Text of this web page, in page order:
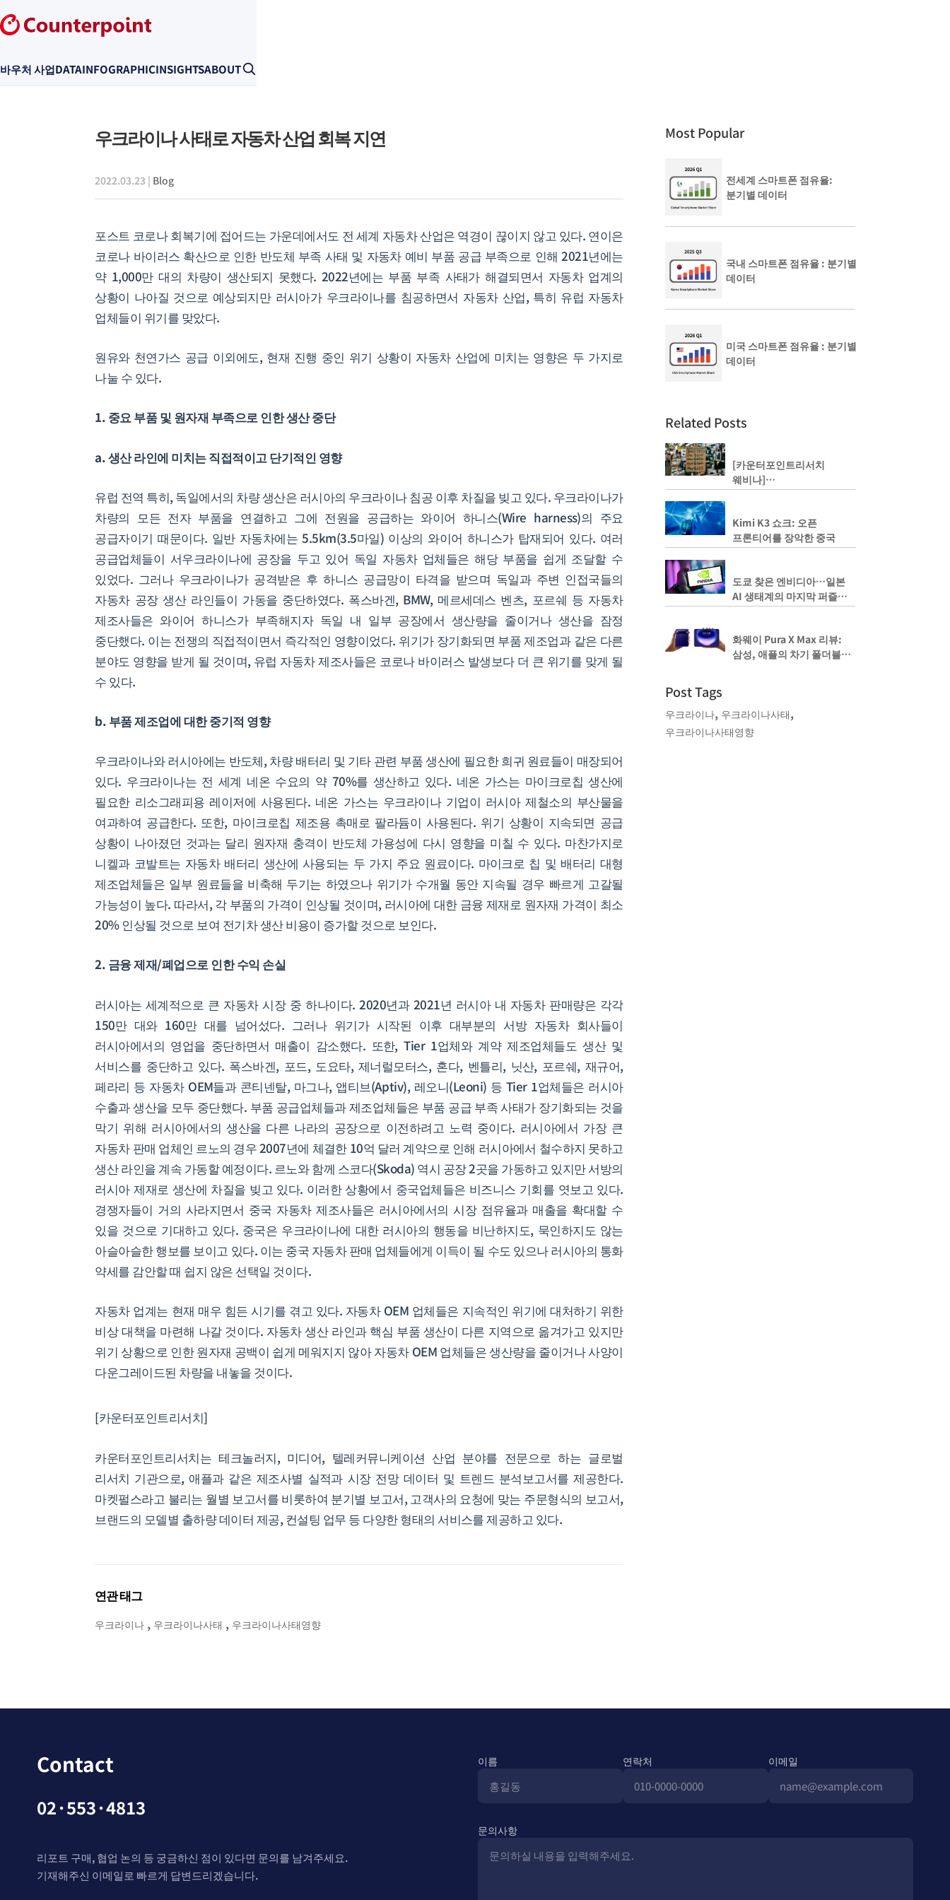
바우처 사업DATAINFOGRAPHICINSIGHTSABOUT
우크라이나 사태로 자동차 산업 회복 지연
2022.03.23 | Blog
포스트 코로나 회복기에 접어드는 가운데에서도 전 세계 자동차 산업은 역경이 끊이지 않고 있다. 연이은
코로나 바이러스 확산으로 인한 반도체 부족 사태 및 자동차 예비 부품 공급 부족으로 인해 2021년에는
약 1,000만 대의 차량이 생산되지 못했다. 2022년에는 부품 부족 사태가 해결되면서 자동차 업계의
상황이 나아질 것으로 예상되지만 러시아가 우크라이나를 침공하면서 자동차 산업, 특히 유럽 자동차
업체들이 위기를 맞았다.
원유와 천연가스 공급 이외에도, 현재 진행 중인 위기 상황이 자동차 산업에 미치는 영향은 두 가지로
나눌 수 있다.
1. 중요 부품 및 원자재 부족으로 인한 생산 중단
a. 생산 라인에 미치는 직접적이고 단기적인 영향
유럽 전역 특히, 독일에서의 차량 생산은 러시아의 우크라이나 침공 이후 차질을 빚고 있다. 우크라이나가
차량의 모든 전자 부품을 연결하고 그에 전원을 공급하는 와이어 하니스(Wire harness)의 주요
공급자이기 때문이다. 일반 자동차에는 5.5km(3.5마일) 이상의 와이어 하니스가 탑재되어 있다. 여러
공급업체들이 서우크라이나에 공장을 두고 있어 독일 자동차 업체들은 해당 부품을 쉽게 조달할 수
있었다. 그러나 우크라이나가 공격받은 후 하니스 공급망이 타격을 받으며 독일과 주변 인접국들의
자동차 공장 생산 라인들이 가동을 중단하였다. 폭스바겐, BMW, 메르세데스 벤츠, 포르쉐 등 자동차
제조사들은 와이어 하니스가 부족해지자 독일 내 일부 공장에서 생산량을 줄이거나 생산을 잠정
중단했다. 이는 전쟁의 직접적이면서 즉각적인 영향이었다. 위기가 장기화되면 부품 제조업과 같은 다른
분야도 영향을 받게 될 것이며, 유럽 자동차 제조사들은 코로나 바이러스 발생보다 더 큰 위기를 맞게 될
수 있다.
b. 부품 제조업에 대한 중기적 영향
우크라이나와 러시아에는 반도체, 차량 배터리 및 기타 관련 부품 생산에 필요한 희귀 원료들이 매장되어
있다. 우크라이나는 전 세계 네온 수요의 약 70%를 생산하고 있다. 네온 가스는 마이크로칩 생산에
필요한 리소그래피용 레이저에 사용된다. 네온 가스는 우크라이나 기업이 러시아 제철소의 부산물을
여과하여 공급한다. 또한, 마이크로칩 제조용 촉매로 팔라듐이 사용된다. 위기 상황이 지속되면 공급
상황이 나아졌던 것과는 달리 원자재 충격이 반도체 가용성에 다시 영향을 미칠 수 있다. 마찬가지로
니켈과 코발트는 자동차 배터리 생산에 사용되는 두 가지 주요 원료이다. 마이크로 칩 및 배터리 대형
제조업체들은 일부 원료들을 비축해 두기는 하였으나 위기가 수개월 동안 지속될 경우 빠르게 고갈될
가능성이 높다. 따라서, 각 부품의 가격이 인상될 것이며, 러시아에 대한 금융 제재로 원자재 가격이 최소
20% 인상될 것으로 보여 전기차 생산 비용이 증가할 것으로 보인다.
2. 금융 제재/폐업으로 인한 수익 손실
러시아는 세계적으로 큰 자동차 시장 중 하나이다. 2020년과 2021년 러시아 내 자동차 판매량은 각각
150만 대와 160만 대를 넘어섰다. 그러나 위기가 시작된 이후 대부분의 서방 자동차 회사들이
러시아에서의 영업을 중단하면서 매출이 감소했다. 또한, Tier 1업체와 계약 제조업체들도 생산 및
서비스를 중단하고 있다. 폭스바겐, 포드, 도요타, 제너럴모터스, 혼다, 벤틀리, 닛산, 포르쉐, 재규어,
페라리 등 자동차 OEM들과 콘티넨탈, 마그나, 앱티브(Aptiv), 레오니(Leoni) 등 Tier 1업체들은 러시아
수출과 생산을 모두 중단했다. 부품 공급업체들과 제조업체들은 부품 공급 부족 사태가 장기화되는 것을
막기 위해 러시아에서의 생산을 다른 나라의 공장으로 이전하려고 노력 중이다. 러시아에서 가장 큰
자동차 판매 업체인 르노의 경우 2007년에 체결한 10억 달러 계약으로 인해 러시아에서 철수하지 못하고
생산 라인을 계속 가동할 예정이다. 르노와 함께 스코다(Skoda) 역시 공장 2곳을 가동하고 있지만 서방의
러시아 제재로 생산에 차질을 빚고 있다. 이러한 상황에서 중국업체들은 비즈니스 기회를 엿보고 있다.
경쟁자들이 거의 사라지면서 중국 자동차 제조사들은 러시아에서의 시장 점유율과 매출을 확대할 수
있을 것으로 기대하고 있다. 중국은 우크라이나에 대한 러시아의 행동을 비난하지도, 묵인하지도 않는
아슬아슬한 행보를 보이고 있다. 이는 중국 자동차 판매 업체들에게 이득이 될 수도 있으나 러시아의 통화
약세를 감안할 때 쉽지 않은 선택일 것이다.
자동차 업계는 현재 매우 힘든 시기를 겪고 있다. 자동차 OEM 업체들은 지속적인 위기에 대처하기 위한
비상 대책을 마련해 나갈 것이다. 자동차 생산 라인과 핵심 부품 생산이 다른 지역으로 옮겨가고 있지만
위기 상황으로 인한 원자재 공백이 쉽게 메워지지 않아 자동차 OEM 업체들은 생산량을 줄이거나 사양이
다운그레이드된 차량을 내놓을 것이다.
[카운터포인트리서치]
카운터포인트리서치는 테크놀러지, 미디어, 텔레커뮤니케이션 산업 분야를 전문으로 하는 글로벌
리서치 기관으로, 애플과 같은 제조사별 실적과 시장 전망 데이터 및 트렌드 분석보고서를 제공한다.
마켓펄스라고 불리는 월별 보고서를 비롯하여 분기별 보고서, 고객사의 요청에 맞는 주문형식의 보고서,
브랜드의 모델별 출하량 데이터 제공, 컨설팅 업무 등 다양한 형태의 서비스를 제공하고 있다.
연관 태그
우크라이나 , 우크라이나사태 , 우크라이나사태영향
Most Popular
전세계 스마트폰 점유율:
분기별 데이터
국내 스마트폰 점유율 : 분기별
데이터
미국 스마트폰 점유율 : 분기별
데이터
Related Posts
[카운터포인트리서치
웨비나]
50% 급등한 메모리 가격, 내
Kimi K3 쇼크: 오픈
프론티어를 장악한 중국
도쿄 찾은 엔비디아…일본
AI 생태계의 마지막 퍼즐
될까
화웨이 Pura X Max 리뷰:
삼성, 애플의 차기 폴더블을
Post Tags
우크라이나, 우크라이나사태,
우크라이나사태영향
Contact
02·553·4813
리포트 구매, 협업 논의 등 궁금하신 점이 있다면 문의를 남겨주세요.
기재해주신 이메일로 빠르게 답변드리겠습니다.
이름 연락처 이메일
문의사항